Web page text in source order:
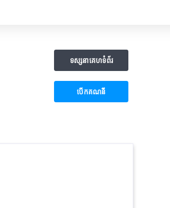
ទស្សនាគេហទំព័រ
បើក​គណនី